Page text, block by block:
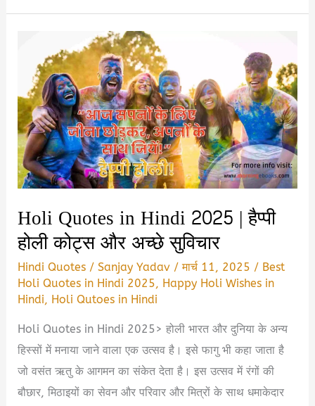
Quotes
Hindi
प्रेरणादायक
और
आत्मजागृति
से
भरे
Holi Quotes in Hindi 2025 | हैप्पी
होली कोट्स और अच्छे सुविचार
Hindi Quotes /Sanjay Yadav /मार्च 11, 2025 / Best
Holi Quotes in Hindi 2025, Happy Holi Wishes in
Hindi, Holi Qutoes in Hindi
Holi Quotes in Hindi 2025> होली भारत और दुनिया के अन्य
हिस्सों में मनाया जाने वाला एक उत्सव है। इसे फागु भी कहा जाता है
जो वसंत ऋतु के आगमन का संकेत देता है। इस उत्सव में रंगों की
बौछार, मिठाइयों का सेवन और परिवार और मित्रों के साथ धमाकेदार